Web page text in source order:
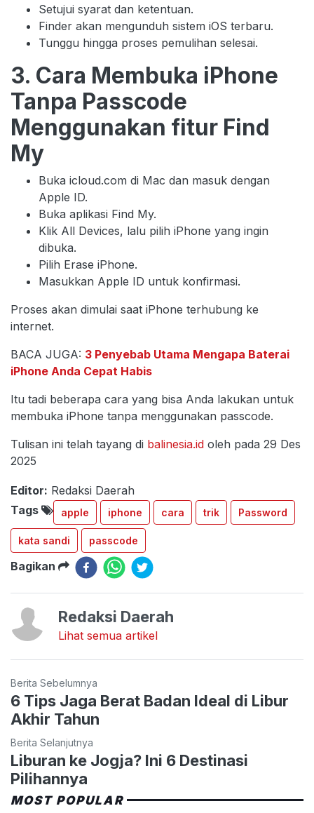
Setujui syarat dan ketentuan.
Finder akan mengunduh sistem iOS terbaru.
Tunggu hingga proses pemulihan selesai.
3. Cara Membuka iPhone
Tanpa Passcode
Menggunakan fitur Find
My
Buka icloud.com di Mac dan masuk dengan
Apple ID.
Buka aplikasi Find My.
Klik All Devices, lalu pilih iPhone yang ingin
dibuka.
Pilih Erase iPhone.
Masukkan Apple ID untuk konfirmasi.
Proses akan dimulai saat iPhone terhubung ke
internet.
BACA JUGA: 3 Penyebab Utama Mengapa Baterai
iPhone Anda Cepat Habis
Itu tadi beberapa cara yang bisa Anda lakukan untuk
membuka iPhone tanpa menggunakan passcode.
Tulisan ini telah tayang di balinesia.id oleh pada 29 Des
2025
Editor: Redaksi Daerah
Tags
apple iphone cara trik Password
kata sandi passcode
Bagikan
Redaksi Daerah
Lihat semua artikel
Berita Sebelumnya
6 Tips Jaga Berat Badan Ideal di Libur
Akhir Tahun
Berita Selanjutnya
Liburan ke Jogja? Ini 6 Destinasi
Pilihannya
MOST POPULAR